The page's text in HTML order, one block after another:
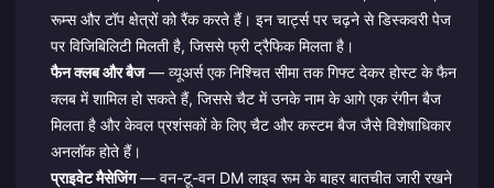
रूम्स और टॉप क्षेत्रों को रैंक करते हैं। इन चार्ट्स पर चढ़ने से डिस्कवरी पेज
पर विजिबिलिटी मिलती है, जिससे फ्री ट्रैफिक मिलता है।
फैन क्लब और बैज— व्यूअर्स एक निश्चित सीमा तक गिफ्ट देकर होस्ट के फैन
क्लब में शामिल हो सकते हैं, जिससे चैट में उनके नाम के आगे एक रंगीन बैज
मिलता है और केवल प्रशंसकों के लिए चैट और कस्टम बैज जैसे विशेषाधिकार
अनलॉक होते हैं।
प्राइवेट मैसेजिंग— वन-टू-वन DM लाइव रूम के बाहर बातचीत जारी रखने